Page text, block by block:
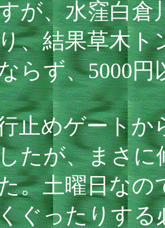
が、水窪白倉
、結果草木ト
らず、5000
めゲートか
たが、まさに
。土曜日なの
ぐったりする